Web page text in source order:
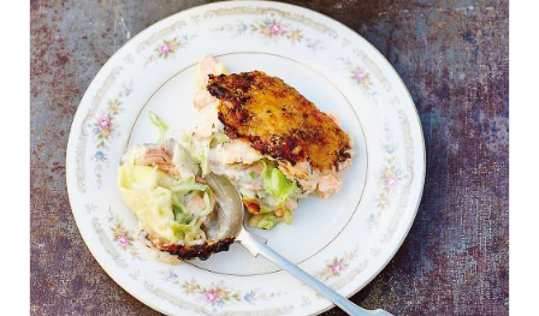
WEEKMENU'S
KOOKBOEKEN